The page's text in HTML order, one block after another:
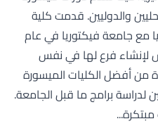
والدوليين. قدمت كلية
مع جامعة فيكتوريا في عام
لإنشاء فرع لها في نفس
من أفضل الكليات الميسورة
لدراسة برامج ما قبل الجامعة.